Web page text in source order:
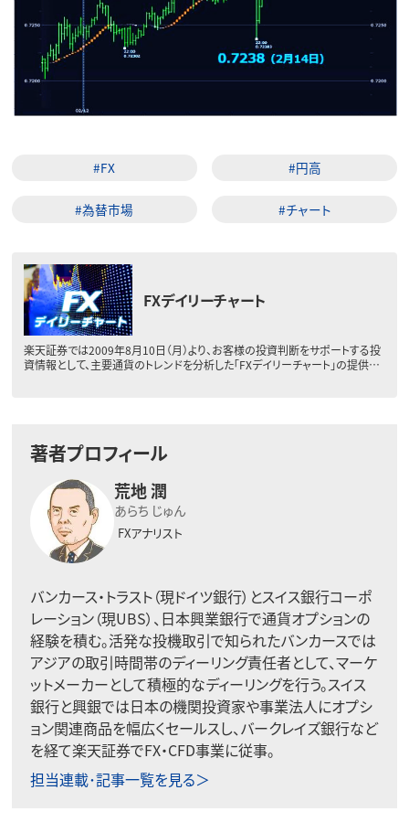
#FX #円高
#為替市場 #チャート
FXデイリーチャート
楽天証券では2009年8月10日（月）より、お客様の投資判断をサポートする投
資情報として、主要通貨のトレンドを分析した「FXデイリーチャート」の提供…
著者プロフィール
荒地 潤
あらち じゅん
FXアナリスト
バンカース・トラスト（現ドイツ銀行）とスイス銀行コーポ
レーション（現UBS）、日本興業銀行で通貨オプションの
経験を積む。活発な投機取引で知られたバンカースでは
アジアの取引時間帯のディーリング責任者として、マーケ
ットメーカーとして積極的なディーリングを行う。スイス
銀行と興銀では日本の機関投資家や事業法人にオプシ
ョン関連商品を幅広くセールスし、バークレイズ銀行など
を経て楽天証券でFX・CFD事業に従事。
担当連載･記事一覧を見る＞